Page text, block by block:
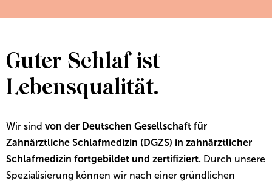
Guter Schlaf ist
Lebensqualität.
Wir sind von der Deutschen Gesellschaft für
Zahnärztliche Schlafmedizin (DGZS) in zahnärztlicher
Schlafmedizin fortgebildet und zertifiziert. Durch unsere
Spezialisierung können wir nach einer gründlichen